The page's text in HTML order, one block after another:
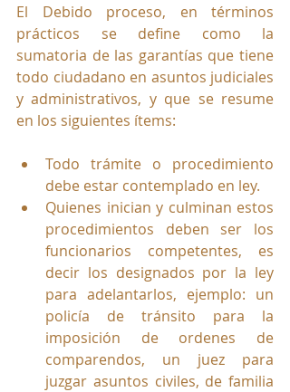
El Debido proceso, en términos
prácticos se define como la
sumatoria de las garantías que tiene
todo ciudadano en asuntos judiciales
y administrativos, y que se resume
en los siguientes ítems:
Todo trámite o procedimiento
debe estar contemplado en ley.
Quienes inician y culminan estos
procedimientos deben ser los
funcionarios competentes, es
decir los designados por la ley
para adelantarlos, ejemplo: un
policía de tránsito para la
imposición de ordenes de
comparendos, un juez para
juzgar asuntos civiles, de familia